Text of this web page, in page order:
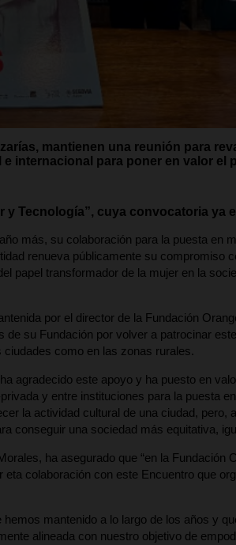
mantienen una reunión para
internacional para poner en valor el
Tecnología”, cuya convocatoria ya
más, su colaboración para la puesta en
renueva públicamente su compromiso
papel transformador de la mujer en la
por el director de la Fundación
su Fundación por volver a patrocinar
como en las zonas rurales.
agradecido este apoyo y ha puesto en
y entre instituciones para la puesta
la actividad cultural de una ciudad, pero,
conseguir una sociedad más equitativa,
ha asegurado que “en la Fundación
eta colaboración con este Encuentro que
hemos mantenido a lo largo de los años y
alineada con nuestro objetivo de